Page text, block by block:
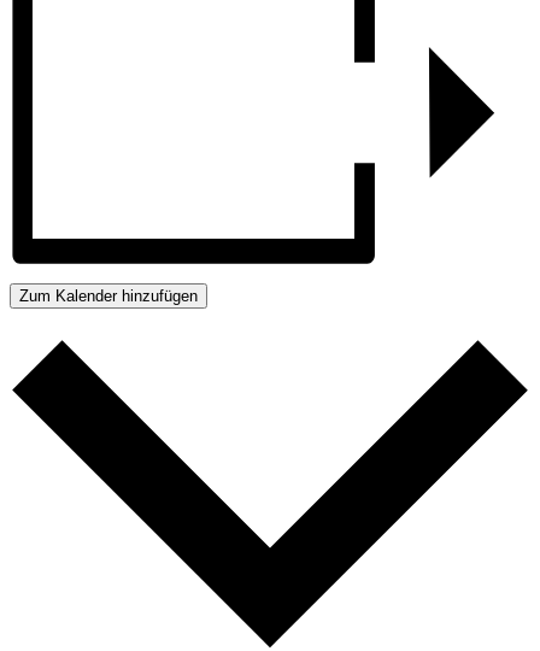
Zum Kalender hinzufügen